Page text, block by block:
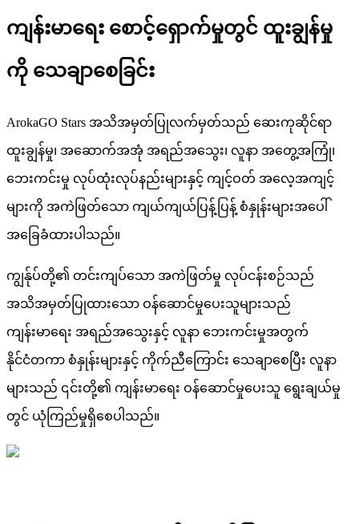
ကျန်းမာရေး စောင့်ရှောက်မှုတွင် ထူးချွန်မှု
ကို သေချာစေခြင်း
ArokaGO Stars အသိအမှတ်ပြုလက်မှတ်သည် ဆေးကုဆိုင်ရာ
ထူးချွန်မှု၊ အဆောက်အအုံ အရည်အသွေး၊ လူနာ အတွေ့အကြုံ၊
ဘေးကင်းမှု လုပ်ထုံးလုပ်နည်းများနှင့် ကျင့်ဝတ် အလေ့အကျင့်
များကို အကဲဖြတ်သော ကျယ်ကျယ်ပြန့်ပြန့် စံနှုန်းများအပေါ်
အခြေခံထားပါသည်။
ကျွန်ုပ်တို့၏ တင်းကျပ်သော အကဲဖြတ်မှု လုပ်ငန်းစဉ်သည်
အသိအမှတ်ပြုထားသော ဝန်ဆောင်မှုပေးသူများသည်
ကျန်းမာရေး အရည်အသွေးနှင့် လူနာ ဘေးကင်းမှုအတွက်
နိုင်ငံတကာ စံနှုန်းများနှင့် ကိုက်ညီကြောင်း သေချာစေပြီး လူနာ
များသည် ၎င်းတို့၏ ကျန်းမာရေး ဝန်ဆောင်မှုပေးသူ ရွေးချယ်မှု
တွင် ယုံကြည်မှုရှိစေပါသည်။